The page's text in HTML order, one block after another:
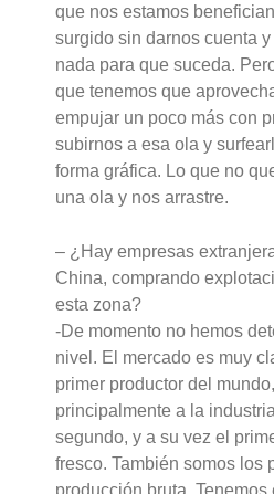
que nos estamos
surgido sin darnos cuenta
nada para que suceda.
que tenemos que
empujar un poco más con
subirnos a esa ola y
forma gráfica. Lo que no
una ola y nos arrastre.
– ¿Hay empresas
China, comprando
esta zona?
-De momento no hemos
nivel. El mercado es muy
primer productor del
principalmente a la
segundo, y a su vez el
fresco. También somos los